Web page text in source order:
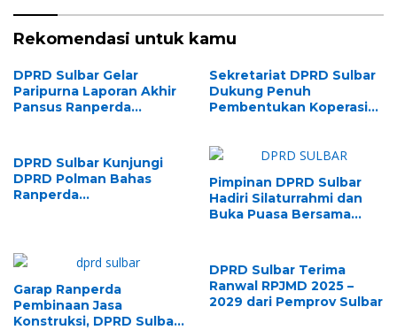
Rekomendasi untuk kamu
DPRD Sulbar Gelar
Paripurna Laporan Akhir
Pansus Ranperda
Sekretariat DPRD Sulbar
Dukung Penuh
Pembentukan Koperasi
DPRD Sulbar Kunjungi
DPRD Polman Bahas
Ranperda
Pimpinan DPRD Sulbar
Hadiri Silaturrahmi dan
Buka Puasa Bersama
Garap Ranperda
Pembinaan Jasa
Konstruksi, DPRD Sulbar
DPRD Sulbar Terima
Ranwal RPJMD 2025 –
2029 dari Pemprov Sulbar